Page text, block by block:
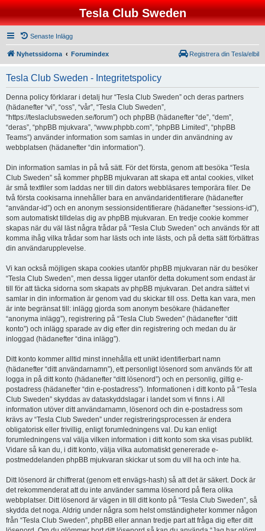
Tesla Club Sweden
Senaste Inlägg
Nyhetssidorna Forumindex Registrera din Tesla/elbil
Tesla Club Sweden - Integritetspolicy
Denna policy förklarar i detalj hur “Tesla Club Sweden” och deras partners
(hädanefter “vi”, “oss”, “vår”, “Tesla Club Sweden”,
“https://teslaclubsweden.se/forum”) och phpBB (hädanefter “de”, “dem”,
“deras”, “phpBB mjukvara”, “www.phpbb.com”, “phpBB Limited”, “phpBB
Teams”) använder information som samlas in under din användning av
webbplatsen (hädanefter “din information”).
Din information samlas in på två sätt. För det första, genom att besöka “Tesla
Club Sweden” så kommer phpBB mjukvaran att skapa ett antal cookies, vilket
är små textfiler som laddas ner till din dators webbläsares temporära filer. De
två första cookisarna innehåller bara en användaridentifierare (hädanefter
“användar-id”) och en anonym sessionsidentifierare (hädanefter “sessions-id”),
som automatiskt tilldelas dig av phpBB mjukvaran. En tredje cookie kommer
skapas när du väl läst några trådar på “Tesla Club Sweden” och används för att
komma ihåg vilka trådar som har lästs och inte lästs, och på detta sätt förbättras
din användarupplevelse.
Vi kan också möjligen skapa cookies utanför phpBB mjukvaran när du besöker
“Tesla Club Sweden”, men dessa ligger utanför detta dokument som endast är
till för att täcka sidorna som skapats av phpBB mjukvaran. Det andra sättet vi
samlar in din information är genom vad du skickar till oss. Detta kan vara, men
är inte begränsat till: inlägg gjorda som anonym besökare (hädanefter
“anonyma inlägg”), registrering på “Tesla Club Sweden” (hädanefter “ditt
konto”) och inlägg sparade av dig efter din registrering och medan du är
inloggad (hädanefter “dina inlägg”).
Ditt konto kommer alltid minst innehålla ett unikt identifierbart namn
(hädanefter “ditt användarnamn”), ett personligt lösenord som används för att
logga in på ditt konto (hädanefter “ditt lösenord”) och en personlig, giltig e-
postadress (hädanefter “din e-postadress”). Informationen i ditt konto på “Tesla
Club Sweden” skyddas av dataskyddslagar i landet som vi finns i. All
information utöver ditt användarnamn, lösenord och din e-postadress som
krävs av “Tesla Club Sweden” under registreringsprocessen är endera
obligatorisk eller frivillig, enligt forumledningens val. Du kan enligt
forumledningens val välja vilken information i ditt konto som ska visas publikt.
Vidare så kan du, i ditt konto, välja vilka automatiskt genererade e-
postmeddelanden phpBB mjukvaran skickar ut som du vill ha och inte ha.
Ditt lösenord är chiffrerat (genom ett envägs-hash) så att det är säkert. Dock är
det rekommenderat att du inte använder samma lösenord på flera olika
webbplatser. Ditt lösenord är vägen in till ditt konto på “Tesla Club Sweden”, så
skydda det noga. Aldrig under några som helst omständigheter kommer någon
från “Tesla Club Sweden”, phpBB eller annan tredje part att fråga dig efter ditt